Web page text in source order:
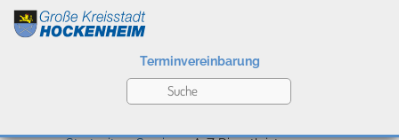
Terminvereinbarung